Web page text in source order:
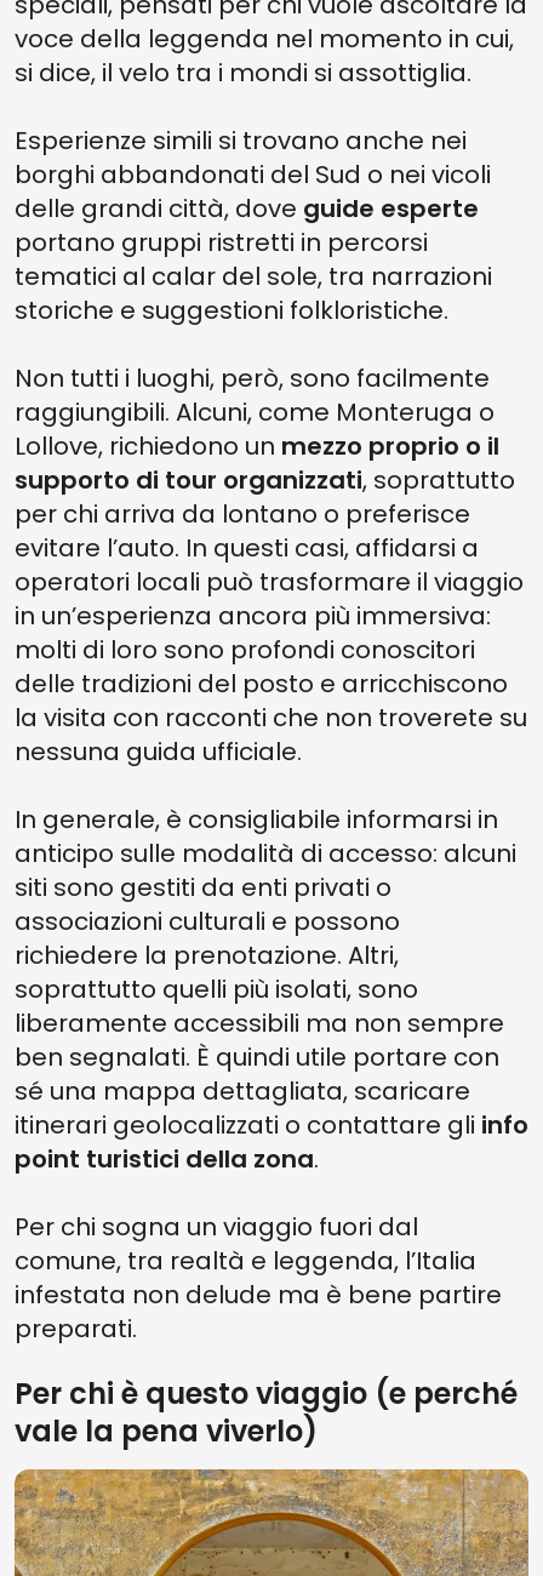
voce della leggenda nel momento in cui,
si dice, il velo tra i mondi si assottiglia.
Esperienze simili si trovano anche nei
borghi abbandonati del Sud o nei vicoli
delle grandi città, dove guide esperte
portano gruppi ristretti in percorsi
tematici al calar del sole, tra narrazioni
storiche e suggestioni folkloristiche.
Non tutti i luoghi, però, sono facilmente
raggiungibili. Alcuni, come Monteruga o
Lollove, richiedono un mezzo proprio o il
supporto di tour organizzati, soprattutto
per chi arriva da lontano o preferisce
evitare l’auto. In questi casi, affidarsi a
operatori locali può trasformare il viaggio
in un’esperienza ancora più immersiva:
molti di loro sono profondi conoscitori
delle tradizioni del posto e arricchiscono
la visita con racconti che non troverete su
nessuna guida ufficiale.
In generale, è consigliabile informarsi in
anticipo sulle modalità di accesso: alcuni
siti sono gestiti da enti privati o
associazioni culturali e possono
richiedere la prenotazione. Altri,
soprattutto quelli più isolati, sono
liberamente accessibili ma non sempre
ben segnalati. È quindi utile portare con
sé una mappa dettagliata, scaricare
itinerari geolocalizzati o contattare gli info
point turistici della zona.
Per chi sogna un viaggio fuori dal
comune, tra realtà e leggenda, l’Italia
infestata non delude ma è bene partire
preparati.
Per chi è questo viaggio (e perché
vale la pena viverlo)